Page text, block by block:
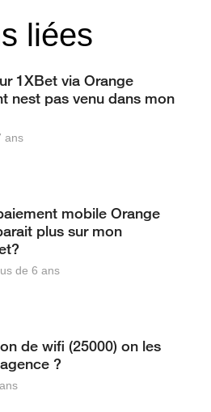
liées
1XBet via Orange
nest pas venu dans mon
ans
mobile Orange
plus sur mon
de 6 ans
de wifi (25000) on les
?